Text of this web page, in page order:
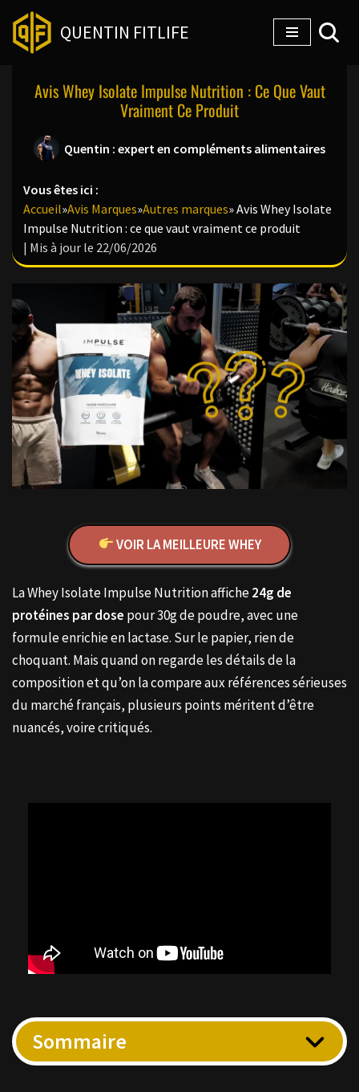
Aller
contenu
QUENTIN FITLIFE
Avis Whey Isolate Impulse Nutrition : Ce Que Vaut
Vraiment Ce Produit
Quentin : expert en compléments alimentaires
Vous êtes ici :
Accueil»Avis Marques»Autres marques»Avis Whey Isolate
Impulse Nutrition : ce que vaut vraiment ce produit
| Mis à jour le 22/06/2026
VOIR LA MEILLEURE WHEY
La Whey Isolate Impulse Nutrition affiche24g de
protéines par dose pour 30g de poudre, avec une
formule enrichie en lactase. Sur le papier, rien de
choquant. Mais quand on regarde les détails de la
composition et qu’on la compare aux références sérieuses
du marché français, plusieurs points méritent d’être
nuancés, voire critiqués.
Sommaire